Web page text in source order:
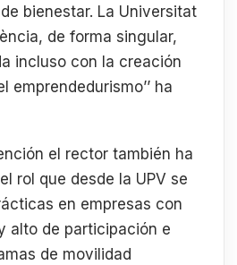
bienestar. La Universitat
de forma singular,
incluso con la creación
emprendedurismo’’ ha
el rector también ha
rol que desde la UPV se
en empresas con
alto de participación e
de movilidad